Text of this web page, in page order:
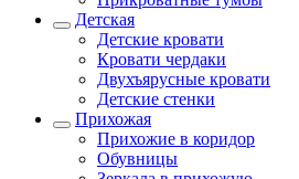
Детская
Детские кровати
Кровати чердаки
Двухъярусные кровати
Детские стенки
Прихожая
Прихожие в коридор
Обувницы